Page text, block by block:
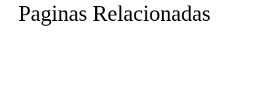
Paginas Relacionadas